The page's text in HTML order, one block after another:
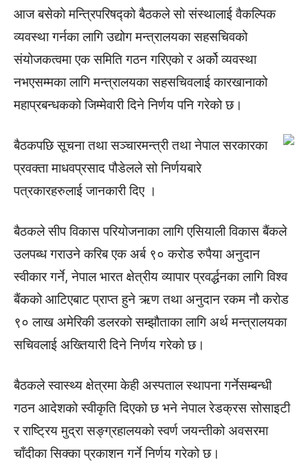
आज बसेको मन्त्रिपरिषद्को बैठकले सो संस्थालाई वैकल्पिक
व्यवस्था गर्नका लागि उद्योग मन्त्रालयका सहसचिवको
संयोजकत्वमा एक समिति गठन गरिएको र अर्को व्यवस्था
नभएसम्मका लागि मन्त्रालयका सहसचिवलाई कारखानाको
महाप्रबन्धकको जिम्मेवारी दिने निर्णय पनि गरेको छ।
बैठकपछि सूचना तथा सञ्चारमन्त्री तथा नेपाल सरकारका
प्रवक्ता माधवप्रसाद पौडेलले सो निर्णयबारे
पत्रकारहरुलाई जानकारी दिए ।
बैठकले सीप विकास परियोजनाका लागि एसियाली विकास बैंकले
उलपब्ध गराउने करिब एक अर्ब ९० करोड रुपैया अनुदान
स्वीकार गर्ने, नेपाल भारत क्षेत्रीय व्यापार प्रवर्द्धनका लागि विश्व
बैंकको आटिएबाट प्राप्त हुने ऋण तथा अनुदान रकम नौ करोड
९० लाख अमेरिकी डलरको सम्झौताका लागि अर्थ मन्त्रालयका
सचिवलाई अख्तियारी दिने निर्णय गरेको छ।
बैठकले स्वास्थ्य क्षेत्रमा केही अस्पताल स्थापना गर्नेसम्बन्धी
गठन आदेशको स्वीकृति दिएको छ भने नेपाल रेडक्रस सोसाइटी
र राष्ट्रिय मुद्रा सङ्ग्रहालयको स्वर्ण जयन्तीको अवसरमा
चाँदीका सिक्का प्रकाशन गर्ने निर्णय गरेको छ।